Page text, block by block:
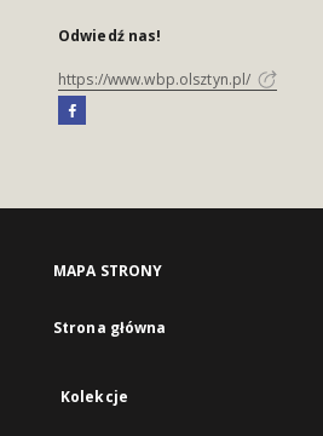
Odwiedź nas!
https://www.wbp.olsztyn.pl/
MAPA STRONY
Strona główna
Kolekcje